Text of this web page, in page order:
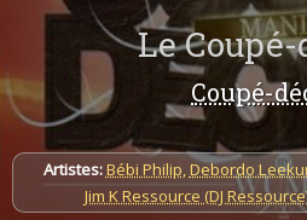
Le
Coupé-
Artistes:Bébi Philip,Debordo
Jim K Ressource (DJ